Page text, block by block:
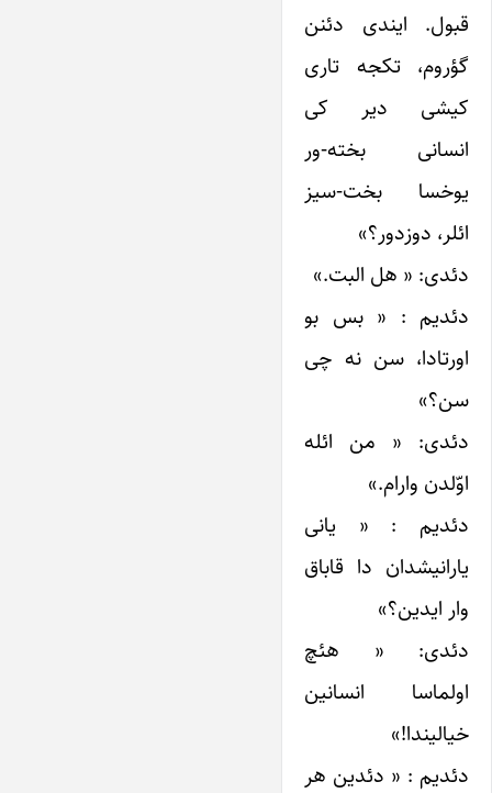
قبول. ایندی دئنن
گؤروم، تکجه تاری
کیشی دیر کی
انسانی بخته-ور
یوخسا بخت-سیز
ائلر، دوزدور؟»
دئدی: « هل البت.»
دئدیم : « بس بو
اورتادا، سن نه چی
سن؟»
دئدی: « من ائله
اوّلدن وارام.»
دئدیم : « یانی
یارانیشدان دا قاباق
وار ایدین؟»
دئدی: « هئچ
اولماسا انسانین
خیالیندا!»
دئدیم : « دئدین هر